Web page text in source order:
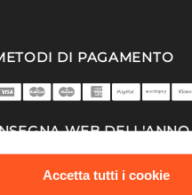
Accetta tutti i cookie
DI PAGAMENTO
WEB DELL'ANNO